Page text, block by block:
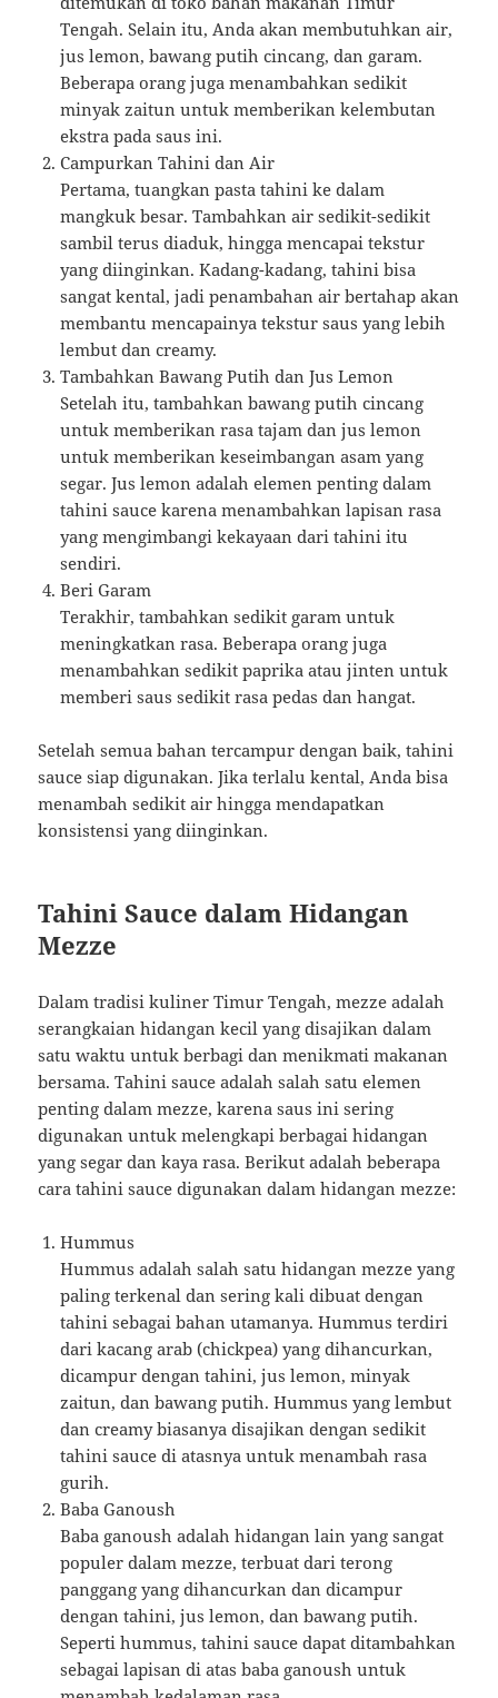
Tengah. Selain itu, Anda akan membutuhkan air,
jus lemon, bawang putih cincang, dan garam.
Beberapa orang juga menambahkan sedikit
minyak zaitun untuk memberikan kelembutan
ekstra pada saus ini.
Campurkan Tahini dan Air
Pertama, tuangkan pasta tahini ke dalam
mangkuk besar. Tambahkan air sedikit-sedikit
sambil terus diaduk, hingga mencapai tekstur
yang diinginkan. Kadang-kadang, tahini bisa
sangat kental, jadi penambahan air bertahap akan
membantu mencapainya tekstur saus yang lebih
lembut dan creamy.
Tambahkan Bawang Putih dan Jus Lemon
Setelah itu, tambahkan bawang putih cincang
untuk memberikan rasa tajam dan jus lemon
untuk memberikan keseimbangan asam yang
segar. Jus lemon adalah elemen penting dalam
tahini sauce karena menambahkan lapisan rasa
yang mengimbangi kekayaan dari tahini itu
sendiri.
Beri Garam
Terakhir, tambahkan sedikit garam untuk
meningkatkan rasa. Beberapa orang juga
menambahkan sedikit paprika atau jinten untuk
memberi saus sedikit rasa pedas dan hangat.
Setelah semua bahan tercampur dengan baik, tahini
sauce siap digunakan. Jika terlalu kental, Anda bisa
menambah sedikit air hingga mendapatkan
konsistensi yang diinginkan.
Tahini Sauce dalam Hidangan
Mezze
Dalam tradisi kuliner Timur Tengah, mezze adalah
serangkaian hidangan kecil yang disajikan dalam
satu waktu untuk berbagi dan menikmati makanan
bersama. Tahini sauce adalah salah satu elemen
penting dalam mezze, karena saus ini sering
digunakan untuk melengkapi berbagai hidangan
yang segar dan kaya rasa. Berikut adalah beberapa
cara tahini sauce digunakan dalam hidangan mezze:
Hummus
Hummus adalah salah satu hidangan mezze yang
paling terkenal dan sering kali dibuat dengan
tahini sebagai bahan utamanya. Hummus terdiri
dari kacang arab (chickpea) yang dihancurkan,
dicampur dengan tahini, jus lemon, minyak
zaitun, dan bawang putih. Hummus yang lembut
dan creamy biasanya disajikan dengan sedikit
tahini sauce di atasnya untuk menambah rasa
gurih.
Baba Ganoush
Baba ganoush adalah hidangan lain yang sangat
populer dalam mezze, terbuat dari terong
panggang yang dihancurkan dan dicampur
dengan tahini, jus lemon, dan bawang putih.
Seperti hummus, tahini sauce dapat ditambahkan
sebagai lapisan di atas baba ganoush untuk